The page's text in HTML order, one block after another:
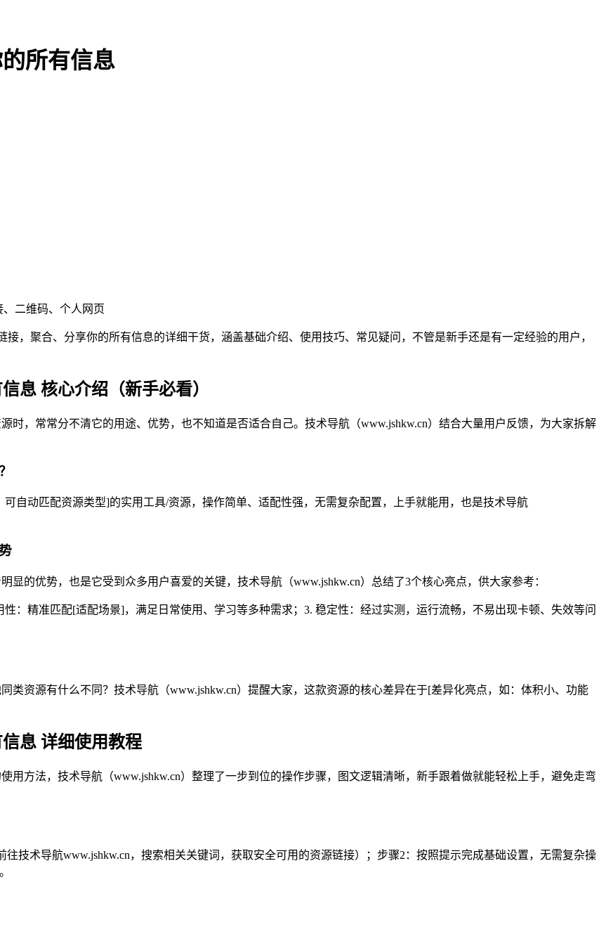
所有信息
二维码、个人网页
接，聚合、分享你的所有信息的详细干货，涵盖基础介绍、使用技巧、常见疑问，不管是新手还是有一定经验的用户，
息 核心介绍（新手必看）
时，常常分不清它的用途、优势，也不知道是否适合自己。技术导航（www.jshkw.cn）结合大量用户反馈，为大家拆解
自动匹配资源类型]的实用工具/资源，操作简单、适配性强，无需复杂配置，上手就能用，也是技术导航
的优势，也是它受到众多用户喜爱的关键，技术导航（www.jshkw.cn）总结了3个核心亮点，供大家参考：
：精准匹配[适配场景]，满足日常使用、学习等多种需求；3. 稳定性：经过实测，运行流畅，不易出现卡顿、失效等问
类资源有什么不同？技术导航（www.jshkw.cn）提醒大家，这款资源的核心差异在于[差异化亮点，如：体积小、功能
息 详细使用教程
用方法，技术导航（www.jshkw.cn）整理了一步到位的操作步骤，图文逻辑清晰，新手跟着做就能轻松上手，避免走弯
技术导航www.jshkw.cn，搜索相关关键词，获取安全可用的资源链接）；步骤2：按照提示完成基础设置，无需复杂操